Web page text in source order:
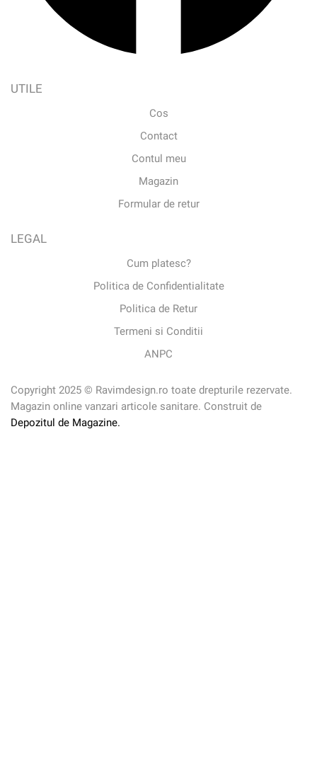
UTILE
Cos
Contact
Contul meu
Magazin
Formular de retur
LEGAL
Cum platesc?
Politica de Confidentialitate
Politica de Retur
Termeni si Conditii
ANPC
Copyright 2025 © Ravimdesign.ro toate drepturile rezervate.
Magazin online vanzari articole sanitare. Construit de
Depozitul de Magazine.